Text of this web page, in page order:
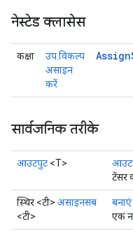
नेस्टेड क्लासेस
कक्षा
उप.विकल्प
असाइन
करें
Assign
सार्वजनिक तरीके
आउटपुट <T>
टेंसर
स्थिर <टी> असाइनसब
<टी>
बनाएं
एक